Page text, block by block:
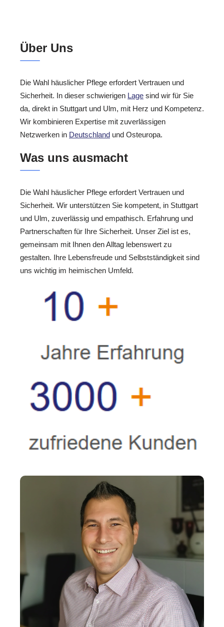
Über Uns
Die Wahl häuslicher Pflege erfordert Vertrauen und
Sicherheit. In dieser schwierigen Lage sind wir für Sie
da, direkt in Stuttgart und Ulm, mit Herz und Kompetenz.
Wir kombinieren Expertise mit zuverlässigen
Netzwerken in Deutschland und Osteuropa.
Was uns ausmacht
Die Wahl häuslicher Pflege erfordert Vertrauen und
Sicherheit. Wir unterstützen Sie kompetent, in Stuttgart
und Ulm, zuverlässig und empathisch. Erfahrung und
Partnerschaften für Ihre Sicherheit. Unser Ziel ist es,
gemeinsam mit Ihnen den Alltag lebenswert zu
gestalten. Ihre Lebensfreude und Selbstständigkeit sind
uns wichtig im heimischen Umfeld.